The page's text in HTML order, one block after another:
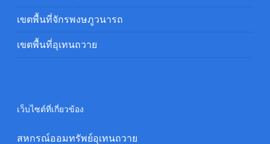
เขตพื้นที่จักรพงษภูวนารถ
เขตพื้นที่อุเทนถวาย
เว็บไซต์ที่เกี่ยวข้อง
สหกรณ์ออมทรัพย์อุเทนถวาย